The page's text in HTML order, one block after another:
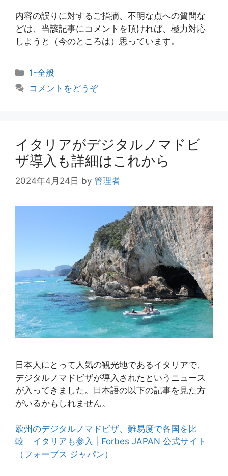
内容の誤りに対するご指摘、不明な点への質問な
どは、当該記事にコメントを頂ければ、極力対応
しようと（今のところは）思っています。
カ
1-全般
コメントをどうぞ
イタリアがデジタルノマドビ
ザ導入も詳細はこれから
2024年4月24日 by 管理者
日本人にとって人気の観光地であるイタリアで、
デジタルノマドビザが導入されたというニュース
が入ってきました。日本語の以下の記事を見た方
がいるかもしれません。
欧州のデジタルノマドビザ、難易度で各国を比
較 イタリアも参入 | Forbes JAPAN 公式サイト
（フォーブス ジャパン）